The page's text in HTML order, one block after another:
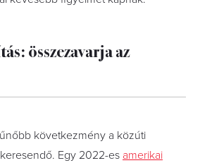
összezavarja az
következmény a közúti
Egy 2022-es amerikai